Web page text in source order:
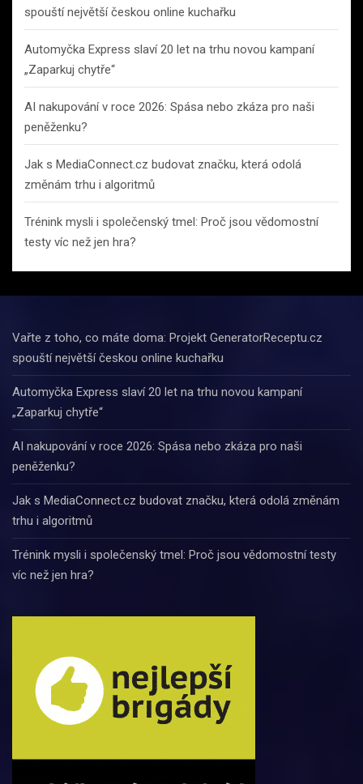
spouští největší českou online kuchařku
Automyčka Express slaví 20 let na trhu novou kampaní
„Zaparkuj chytře“
AI nakupování v roce 2026: Spása nebo zkáza pro naši
peněženku?
Jak s MediaConnect.cz budovat značku, která odolá
změnám trhu i algoritmů
Trénink mysli i společenský tmel: Proč jsou vědomostní
testy víc než jen hra?
Vařte z toho, co máte doma: Projekt GeneratorReceptu.cz
spouští největší českou online kuchařku
Automyčka Express slaví 20 let na trhu novou kampaní
„Zaparkuj chytře“
AI nakupování v roce 2026: Spása nebo zkáza pro naši
peněženku?
Jak s MediaConnect.cz budovat značku, která odolá změnám
trhu i algoritmů
Trénink mysli i společenský tmel: Proč jsou vědomostní testy
víc než jen hra?